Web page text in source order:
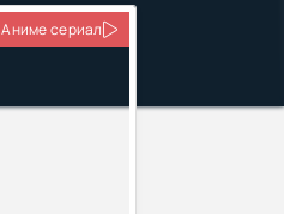
Аниме сериал